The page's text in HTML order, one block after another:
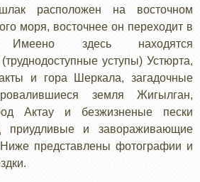
расположен на восточном
моря, восточнее он переходит в
здесь находятся
уступы) Устюрта,
и гора Шеркала, загадочные
земля Жигылган,
Актау и безжизненые пески
приудливые и завораживающие
представлены фотографии и